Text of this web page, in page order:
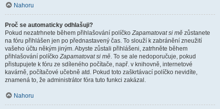
Nahoru
Proč se automaticky odhlašuji?
Pokud nezatrhnete během přihlašování políčkoZapamatovat si mě zůstanete
na fóru přihlášen jen po přednastavený čas. To slouží k zabránění zneužití
vašeho účtu někým jiným. Abyste zůstali přihlášeni, zatrhněte během
přihlašování políčkoZapamatovat si mě. To se ale nedoporučuje, pokud
přistupujete k fóru ze sdíleného počítače, např. v knihovně, internetové
kavárně, počítačové učebně atd. Pokud toto zaškrtávací políčko nevidíte,
znamená to, že administrátor fóra tuto funkci zakázal.
Nahoru